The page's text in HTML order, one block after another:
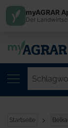
Startseite
myAGRAR
Der